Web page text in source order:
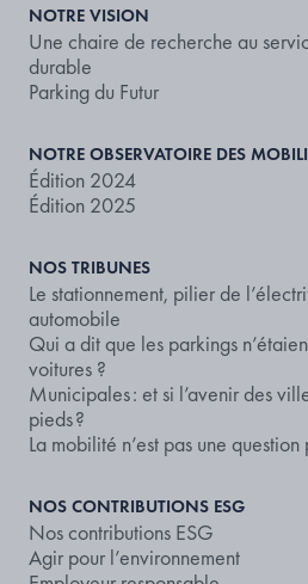
NOTRE VISION
Une chaire de recherche au
durable
Parking du Futur
NOTRE OBSERVATOIRE DES
Édition 2024
Édition 2025
NOS TRIBUNES
Le stationnement, pilier de
automobile
Qui a dit que les parkings
voitures ?
Municipales : et si l’avenir des
pieds ?
La mobilité n’est pas une question
NOS CONTRIBUTIONS ESG
Nos contributions ESG
Agir pour l’environnement